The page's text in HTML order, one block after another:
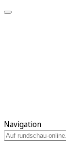
Navigation